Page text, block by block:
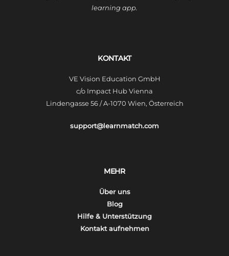
learning app.
KONTAKT
VE Vision Education GmbH
c/o Impact Hub Vienna
Lindengasse 56 / A-1070 Wien, Österreich
support@learnmatch.com
MEHR
Über uns
Blog
Hilfe & Unterstützung
Kontakt aufnehmen